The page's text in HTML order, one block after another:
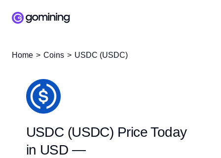
Home Coins USDC (USDC)
USDC (USDC) Price Today
in USD —